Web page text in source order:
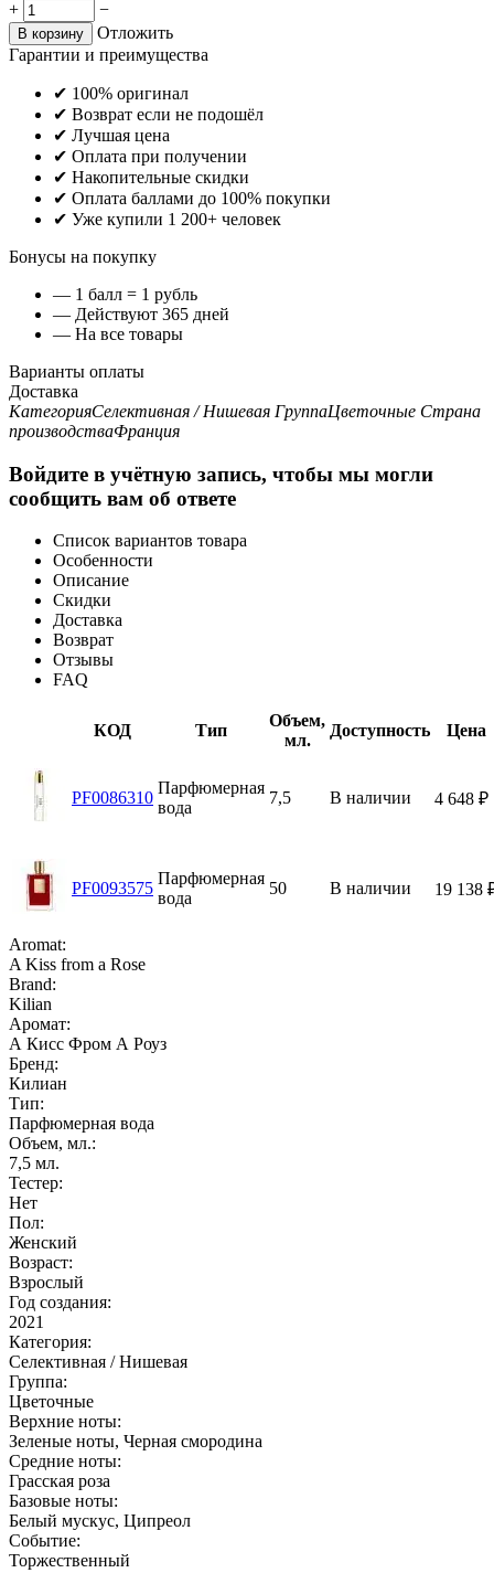
+
−
В корзину
Отложить
Гарантии и преимущества
✔ 100% оригинал
✔ Возврат если не подошёл
✔ Лучшая цена
✔ Оплата при получении
✔ Накопительные скидки
✔ Оплата баллами до 100% покупки
✔ Уже купили 1 200+ человек
Бонусы на покупку
— 1 балл = 1 рубль
— Действуют 365 дней
— На все товары
Варианты оплаты
Доставка
КатегорияСелективная / Нишевая ГруппаЦветочные Страна
производстваФранция
Войдите в учётную запись, чтобы мы могли
сообщить вам об ответе
Список вариантов товара
Особенности
Описание
Скидки
Доставка
Возврат
Отзывы
FAQ
КОД Тип
Объем,
мл.
Доступность Цена
PF0086310
Парфюмерная
вода
7,5 В наличии 4 648 ₽
PF0093575
Парфюмерная
вода
50 В наличии 19 138
Aromat:
A Kiss from a Rose
Brand:
Kilian
Аромат:
А Кисс Фром А Роуз
Бренд:
Килиан
Тип:
Парфюмерная вода
Объем, мл.:
7,5 мл.
Тестер:
Нет
Пол:
Женский
Возраст:
Взрослый
Год создания:
2021
Категория:
Селективная / Нишевая
Группа:
Цветочные
Верхние ноты:
Зеленые ноты, Черная смородина
Средние ноты:
Грасская роза
Базовые ноты:
Белый мускус, Ципреол
Событие:
Торжественный